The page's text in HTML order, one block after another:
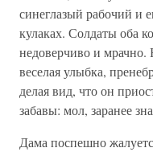
синеглазый рабочий и
кулаках. Солдаты оба
недоверчиво и мрачно.
веселая улыбка,
делая вид, что он
забавы: мол, заранее
Дама поспешно